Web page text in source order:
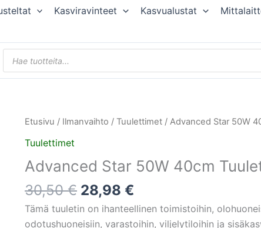
Kasviravinteet Kasvualustat
Products
search
Etusivu / Ilmanvaihto / Tuulettimet / Advanced Star 50W
Tuulettimet
Advanced Star 50W 40cm
30,50€
Alkuperäinen
30,50 €.
28,98 €
Nykyinen
28,98 €.
Tämä tuuletin on ihanteellinen toimistoihin,
odotushuoneisiin, varastoihin, viljelytiloihin ja